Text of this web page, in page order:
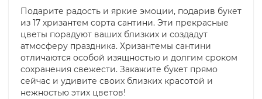
Подарите радость и яркие эмоции, подарив букет
из 17 хризантем сорта сантини. Эти прекрасные
цветы порадуют ваших близких и создадут
атмосферу праздника. Хризантемы сантини
отличаются особой изящностью и долгим сроком
сохранения свежести. Закажите букет прямо
сейчас и удивите своих близких красотой и
нежностью этих цветов!